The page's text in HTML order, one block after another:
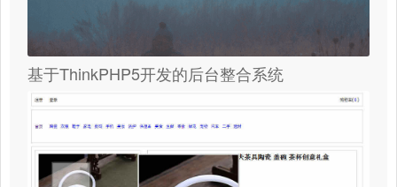
基于ThinkPHP5开发的后台整合系统